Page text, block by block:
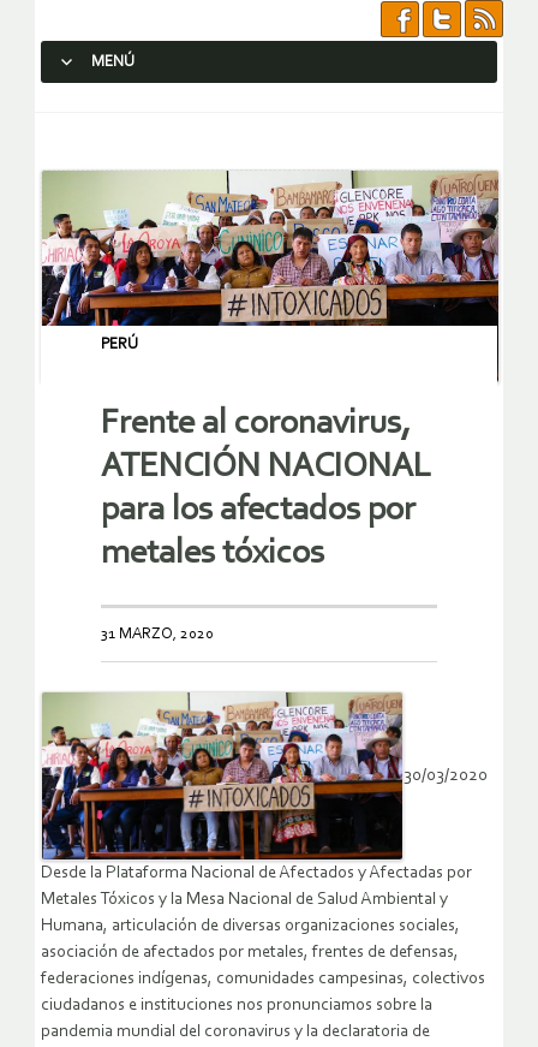
MENÚ
PERÚ
Frente al coronavirus,
ATENCIÓN NACIONAL
para los afectados por
metales tóxicos
31 MARZO, 2020
30/03/2020
Desde la Plataforma Nacional de Afectados y Afectadas por
Metales Tóxicos y la Mesa Nacional de Salud Ambiental y
Humana, articulación de diversas organizaciones sociales,
asociación de afectados por metales, frentes de defensas,
federaciones indígenas, comunidades campesinas, colectivos
ciudadanos e instituciones nos pronunciamos sobre la
pandemia mundial del coronavirus y la declaratoria de